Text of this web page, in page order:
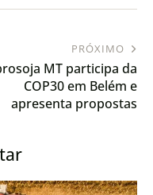
PRÓXIMO
MT participa da
COP30 em Belém e
apresenta propostas
soberana e produtiva